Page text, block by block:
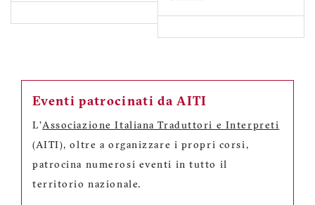
Eventi patrocinati da AITI
L'Associazione Italiana Traduttori e Interpreti
(AITI), oltre a organizzare i propri corsi,
patrocina numerosi eventi in tutto il
territorio nazionale.